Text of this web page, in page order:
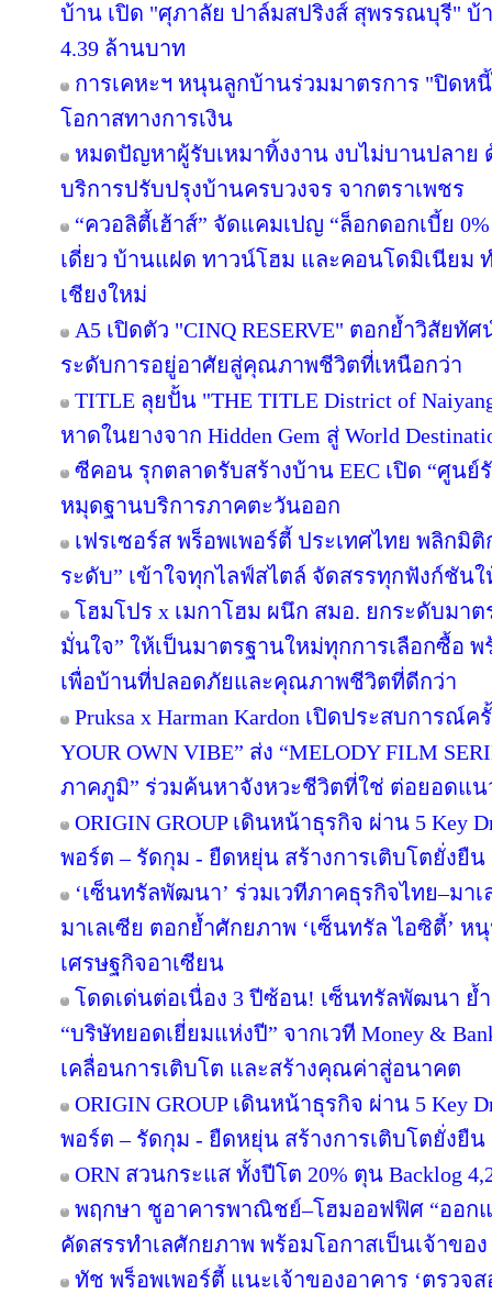
บ้าน เปิด "ศุภาลัย ปาล์มสปริงส์ สุพรรณบุรี" บ้
4.39 ล้านบาท
การเคหะฯ หนุนลูกบ้านร่วมมาตรการ "ปิดห
โอกาสทางการเงิน
หมดปัญหาผู้รับเหมาทิ้งงาน งบไม่บานปลาย ด้
บริการปรับปรุงบ้านครบวงจร จากตราเพชร
“ควอลิตี้เฮ้าส์” จัดแคมเปญ “ล็อกดอกเบี้ย
เดี่ยว บ้านแฝด ทาวน์โฮม และคอนโดมิเนียม
เชียงใหม่
A5 เปิดตัว "CINQ RESERVE" ตอกย้ำวิสัยทัศ
ระดับการอยู่อาศัยสู่คุณภาพชีวิตที่เหนือกว่า
TITLE ลุยปั้น "THE TITLE District of
หาดในยางจาก Hidden Gem สู่ World
ซีคอน รุกตลาดรับสร้างบ้าน EEC เปิด “ศูน
หมุดฐานบริการภาคตะวันออก
เฟรเซอร์ส พร็อพเพอร์ตี้ ประเทศไทย พลิกมิ
ระดับ” เข้าใจทุกไลฟ์สไตล์ จัดสรรทุกฟังก์ชัน
โฮมโปร x เมกาโฮม ผนึก สมอ. ยกระดับมา
มั่นใจ” ให้เป็นมาตรฐานใหม่ทุกการเลือกซื้อ
เพื่อบ้านที่ปลอดภัยและคุณภาพชีวิตที่ดีกว่า
Pruksa x Harman Kardon เปิดประสบการณ์
YOUR OWN VIBE” ส่ง “MELODY FILM
ภาคภูมิ” ร่วมค้นหาจังหวะชีวิตที่ใช่ ต่อยอดแน
ORIGIN GROUP เดินหน้าธุรกิจ ผ่าน 5 Key
พอร์ต – รัดกุม - ยืดหยุ่น สร้างการเติบโตยั่งยื
‘เซ็นทรัลพัฒนา’ ร่วมเวทีภาคธุรกิจไทย–มา
มาเลเซีย ตอกย้ำศักยภาพ ‘เซ็นทรัล ไอซิตี้’
เศรษฐกิจอาเซียน
โดดเด่นต่อเนื่อง 3 ปีซ้อน! เซ็นทรัลพัฒนา ย้ำ
“บริษัทยอดเยี่ยมแห่งปี” จากเวที Money &
เคลื่อนการเติบโต และสร้างคุณค่าสู่อนาคต
ORIGIN GROUP เดินหน้าธุรกิจ ผ่าน 5 Key
พอร์ต – รัดกุม - ยืดหยุ่น สร้างการเติบโตยั่งยื
ORN สวนกระแส ทั้งปีโต 20% ตุน Backlog
พฤกษา ชูอาคารพาณิชย์–โฮมออฟฟิศ “ออก
คัดสรรทำเลศักยภาพ พร้อมโอกาสเป็นเจ้าของ
ทัช พร็อพเพอร์ตี้ แนะเจ้าของอาคาร ‘ตรวจ